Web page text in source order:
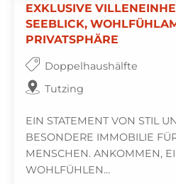
EXKLUSIVE
SEEBLICK,
PRIVATSPHÄRE
Doppelhaushälfte
Tutzing
EIN STATEMENT VON STIL
BESONDERE IMMOBILIE
MENSCHEN. ANKOMMEN,
WOHLFÜHLEN...